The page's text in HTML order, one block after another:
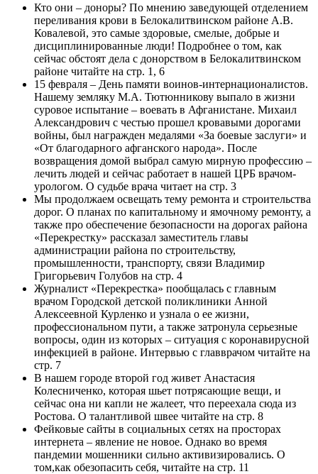
Кто они – доноры? По мнению заведующей отделением
переливания крови в Белокалитвинском районе А.В.
Ковалевой, это самые здоровые, смелые, добрые и
дисциплинированные люди! Подробнее о том, как
сейчас обстоят дела с донорством в Белокалитвинском
районе читайте на стр. 1, 6
15 февраля – День памяти воинов-интернационалистов.
Нашему земляку М.А. Тютюнникову выпало в жизни
суровое испытание – воевать в Афганистане. Михаил
Александрович с честью прошел кровавыми дорогами
войны, был награжден медалями «За боевые заслуги» и
«От благодарного афганского народа». После
возвращения домой выбрал самую мирную профессию –
лечить людей и сейчас работает в нашей ЦРБ врачом-
урологом. О судьбе врача читает на стр. 3
Мы продолжаем освещать тему ремонта и строительства
дорог. О планах по капитальному и ямочному ремонту, а
также про обеспечение безопасности на дорогах района
«Перекрестку» рассказал заместитель главы
администрации района по строительству,
промышленности, транспорту, связи Владимир
Григорьевич Голубов на стр. 4
Журналист «Перекрестка» пообщалась с главным
врачом Городской детской поликлиники Анной
Алексеевной Курленко и узнала о ее жизни,
профессиональном пути, а также затронула серьезные
вопросы, один из которых – ситуация с коронавирусной
инфекцией в районе. Интервью с главврачом читайте на
стр. 7
В нашем городе второй год живет Анастасия
Колесниченко, которая шьет потрясающие вещи, и
сейчас она ни капли не жалеет, что переехала сюда из
Ростова. О талантливой швее читайте на стр. 8
Фейковые сайты в социальных сетях на просторах
интернета – явление не новое. Однако во время
пандемии мошенники сильно активизировались. О
том,как обезопасить себя, читайте на стр. 11